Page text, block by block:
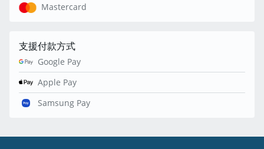
Mastercard
支援付款方式
Google Pay
Apple Pay
Samsung Pay